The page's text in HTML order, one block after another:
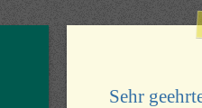
Sehr